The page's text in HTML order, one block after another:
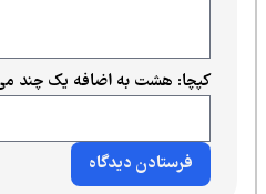
کپچا: هشت به اضافه یک چند